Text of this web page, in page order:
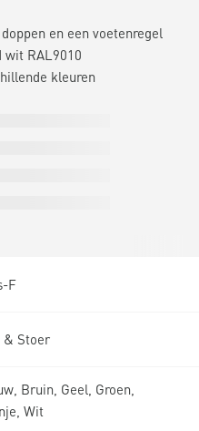
en een voetenregel
RAL9010
kleuren
F
& Stoer
Bruin, Geel, Groen,
Wit